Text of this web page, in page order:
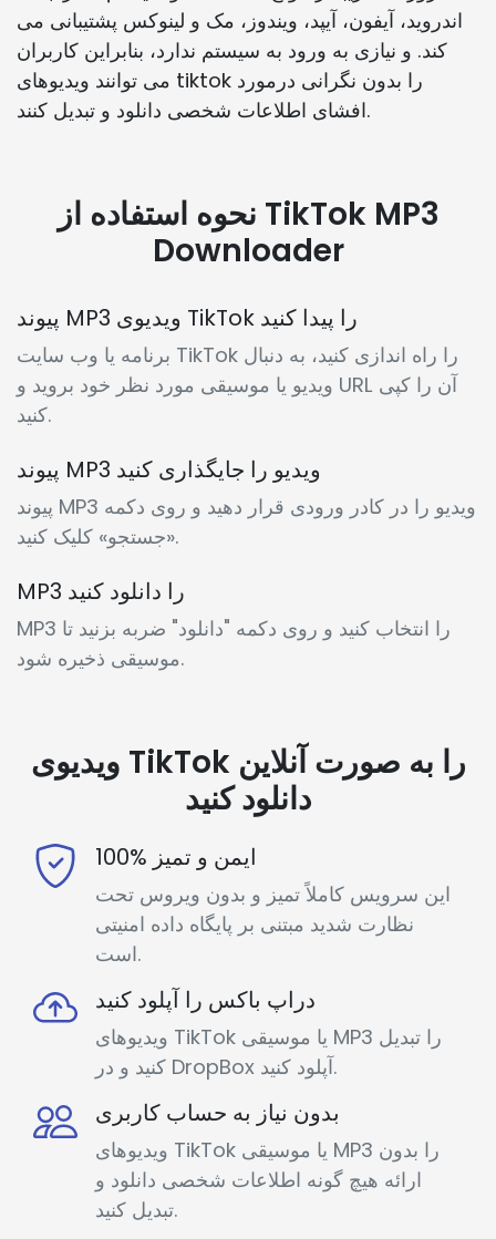
اندروید، آیفون، آیپد، ویندوز، مک و لینوکس پشتیبانی می
کند. و نیازی به ورود به سیستم ندارد، بنابراین کاربران
می توانند ویدیوهای tiktok را بدون نگرانی درمورد
افشای اطلاعات شخصی دانلود و تبدیل کنند.
نحوه استفاده از TikTok MP3
Downloader
پیوند MP3 ویدیوی TikTok را پیدا کنید
برنامه یا وب سایت TikTok را راه اندازی کنید، به دنبال
ویدیو یا موسیقی مورد نظر خود بروید و URL آن را کپی
کنید.
پیوند MP3 ویدیو را جایگذاری کنید
پیوند MP3 ویدیو را در کادر ورودی قرار دهید و روی دکمه
«جستجو» کلیک کنید.
MP3 را دانلود کنید
MP3 را انتخاب کنید و روی دکمه "دانلود" ضربه بزنید تا
موسیقی ذخیره شود.
ویدیوی TikTok را به صورت آنلاین
دانلود کنید
100% ایمن و تمیز
این سرویس کاملاً تمیز و بدون ویروس تحت
نظارت شدید مبتنی بر پایگاه داده امنیتی
است.
دراپ باکس را آپلود کنید
ویدیوهای TikTok یا موسیقی MP3 را تبدیل
کنید و در DropBox آپلود کنید.
بدون نیاز به حساب کاربری
ویدیوهای TikTok یا موسیقی MP3 را بدون
ارائه هیچ گونه اطلاعات شخصی دانلود و
تبدیل کنید.